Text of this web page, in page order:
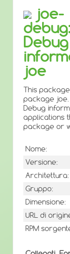
joe-
debug:
Debug
joe
This
package joe.
Debug
applications
package or
Nome:
Versione:
Architettura:
Gruppo:
Dimensione:
URL di
RPM